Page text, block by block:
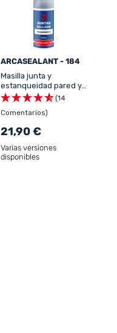
ARCASEALANT - 184
Masilla junta y
estanqueidad pared y
suelo : ARCASEALANT -
184
(14
Comentarios)
21,90 €
Varias versiones
disponibles